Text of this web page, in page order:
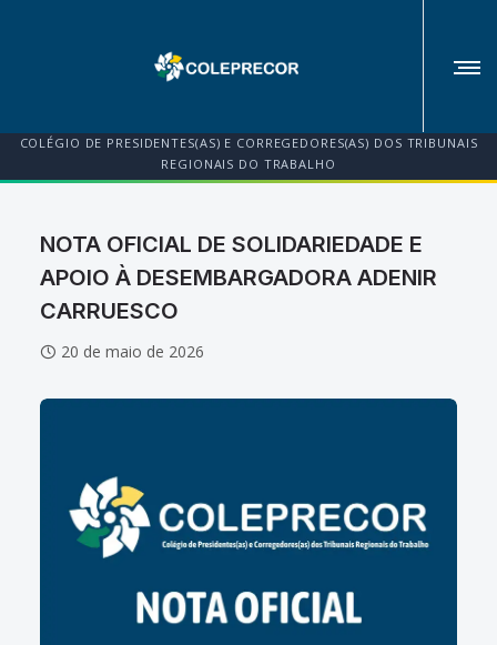
COLÉGIO DE PRESIDENTES(AS) E CORREGEDORES(AS) DOS TRIBUNAIS
REGIONAIS DO TRABALHO
NOTA OFICIAL DE SOLIDARIEDADE E
APOIO À DESEMBARGADORA ADENIR
CARRUESCO
20 de maio de 2026